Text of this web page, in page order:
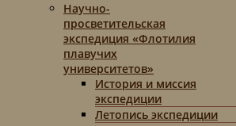
Научно-
просветительская
экспедиция «Флотилия
плавучих
университетов»
История и миссия
экспедиции
Летопись экспедиции